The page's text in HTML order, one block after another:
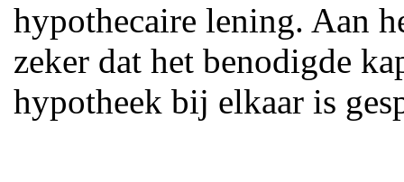
hypothecaire lening. Aan
zeker dat het benodigde
hypotheek bij elkaar is